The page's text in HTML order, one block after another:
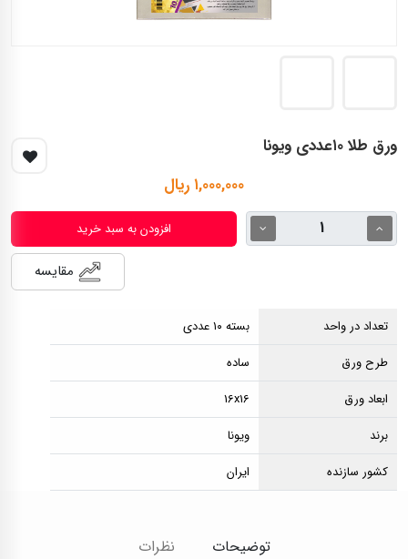
ورق طلا ۱۰عددی ویونا
۱,۰۰۰,۰۰۰ ریال
افزودن به سبد خرید
مقایسه
تعداد در واحد
بسته ۱۰ عددی
طرح ورق
ساده
ابعاد ورق
16x16
برند
ویونا
کشور سازنده
ایران
توضیحات نظرات